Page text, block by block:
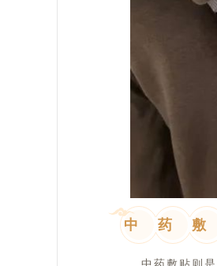
中 药 敷